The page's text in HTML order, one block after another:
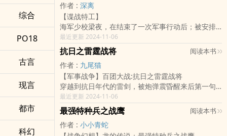
综合
PO18
古言
现言
都市
科幻
作者 : 深离
【谍战特工】
海军少校梁夜，在结束了一次军事行动后；被安排
成立一支五人特遣队，负责执行普通部队无法完成
的特殊任务。
特遣队成员全都是拥有特殊能力的异能者，在梁夜
的带领下；他们不断和隐藏在黑暗中的危险对抗，
履行着军人保家卫国的职责。
哪有什幺岁月静好，只不过是有人替我们负重前
行。
这是一个充满真挚情感的故事，这里涌现着一群热
血正义的年轻军人。
“以我披风染血，护你一生无恙！”——梁夜
最近更新 2024-11-06
抗日之雷霆战将 阅读本书
作者 : 九尾猫
【军事战争】百团大战:抗日之雷霆战将
穿越到抗日年代的雷剑，被炮弹震昏醒来后第一句
话就是“我是谁”，他为死在鬼子飞机枪口下的爹妈报
仇，叫嚷着“我要当机枪手”、“我牛逼，就要炸了鬼
子飞机”，在抗日战场上机智果敢，奋勇杀敌，带领
部队参加百团大战，经过无数次的战火洗礼，终成
最近更新 2024-11-06
最强特种兵之战鹰 阅读本书
作者 : 小小青蛇